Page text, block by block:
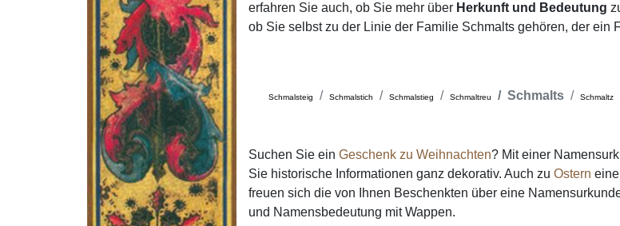
erfahren Sie auch, ob Sie mehr über Herkunft und Bedeutung
ob Sie selbst zu der Linie der Familie Schmalts gehören, der ein
Schmalsteig Schmalstich Schmalstieg Schmaltreu Schmalts Schmaltz
Suchen Sie einGeschenk zu Weihnachten? Mit einer
Sie historische Informationen ganz dekorativ. Auch zuOstern
freuen sich die von Ihnen Beschenkten über eine
und Namensbedeutung mit Wappen.